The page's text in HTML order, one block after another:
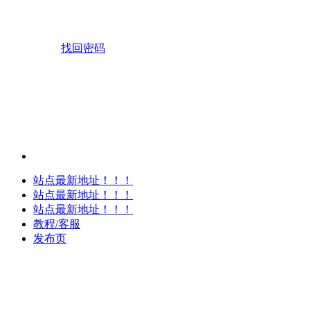
找回密码
站点最新地址！！！
站点最新地址！！！
站点最新地址！！！
教程/客服
发布页